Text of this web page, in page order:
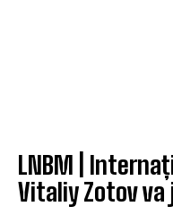
LNBM |
Vitaliy Zotov va